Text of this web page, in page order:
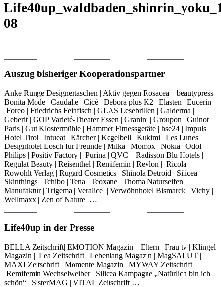
08
Auszug bisheriger Kooperationspartner
Anke Runge Designertaschen | Aktiv gegen Rosacea | beautypress |
Bonita Mode | Caudalie | Cicé | Debora plus K2 | Elasten | Eucerin |
Foreo | Friedrichs Feinfisch | GLAS Lesebrillen | Galderma |
Geberit | GOP Varieté-Theater Essen | Granini | Groupon | Guinot
Paris | Gut Klostermühle | Hammer Fitnessgeräte | hse24 | Impuls
Hotel Tirol | Intueat | Kärcher | Kegelbell | Kukimi | Les Lunes |
Designhotel Lösch für Freunde | Milka | Momox | Nokia | Odol |
Philips | Positiv Factory | Purina | QVC | Radisson Blu Hotels |
Regulat Beauty | Reisenthel | Remifemin | Revlon | Ricola |
Rowohlt Verlag | Rugard Cosmetics | Shinola Detroid | Silicea |
Skinthings | Tchibo | Tena | Teoxane | Thoma Naturseifen
Manufaktur | Trigema | Veralice | Verwöhnhotel Bismarck | Vichy |
Wellmaxx | Zen of Nature …
Life40up in der Presse
BELLA Zeitschrift| EMOTION Magazin | Eltern | Frau tv | Klingel
Magazin | Lea Zeitschrift | Lebenlang Magazin | MagSALUT |
MAXI Zeitschrift | Momente Magazin | MYWAY Zeitschrift |
Remifemin Wechselweiber | Silicea Kampagne „Natürlich bin ich
schön“ | SisterMAG | VITAL Zeitschrift …